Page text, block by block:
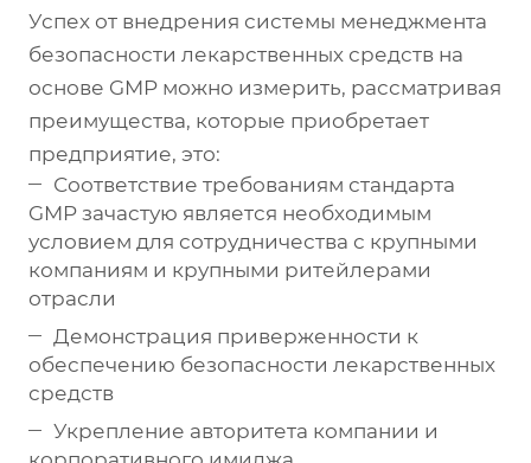
Успех от внедрения системы менеджмента
безопасности лекарственных средств на
основе GMP можно измерить, рассматривая
преимущества, которые приобретает
предприятие, это:
Соответствие требованиям стандарта
GMP зачастую является необходимым
условием для сотрудничества с крупными
компаниям и крупными ритейлерами
отрасли
Демонстрация приверженности к
обеспечению безопасности лекарственных
средств
Укрепление авторитета компании и